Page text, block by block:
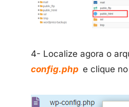
4- Localize agora o
config.php e clique